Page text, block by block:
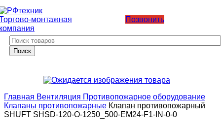
Позвонить
Поиск
Главная Вентиляция Противопожарное оборудование
Клапаны противопожарные Клапан противопожарный
SHUFT SHSD-120-O-1250_500-EM24-F1-IN-0-0